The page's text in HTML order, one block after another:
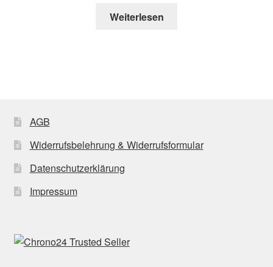
Weiterlesen
AGB
Widerrufsbelehrung & Widerrufsformular
Datenschutzerklärung
Impressum